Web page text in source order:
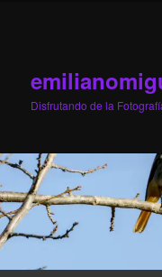
Disfrutando de la